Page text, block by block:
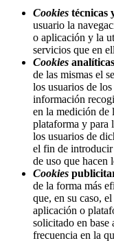
Cookies técnicas
usuario la
o aplicación y la
servicios que en
Cookies analíticas
de las mismas el
los usuarios de
información
en la medición de
plataforma y para
los usuarios de
el fin de introducir
de uso que hacen
Cookies
de la forma más
que, en su caso,
aplicación o
solicitado en base
frecuencia en la